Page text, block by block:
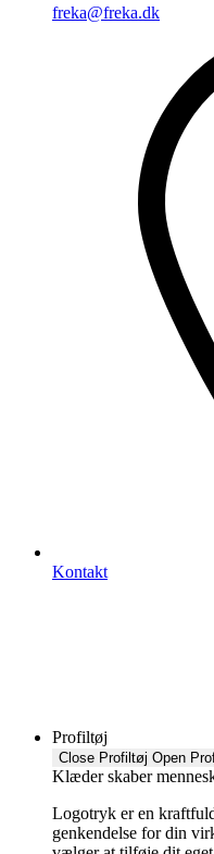
freka@freka.dk
Kontakt
Profiltøj
Close Profiltøj Open
Klæder skaber
Logotryk er en
genkendelse for din